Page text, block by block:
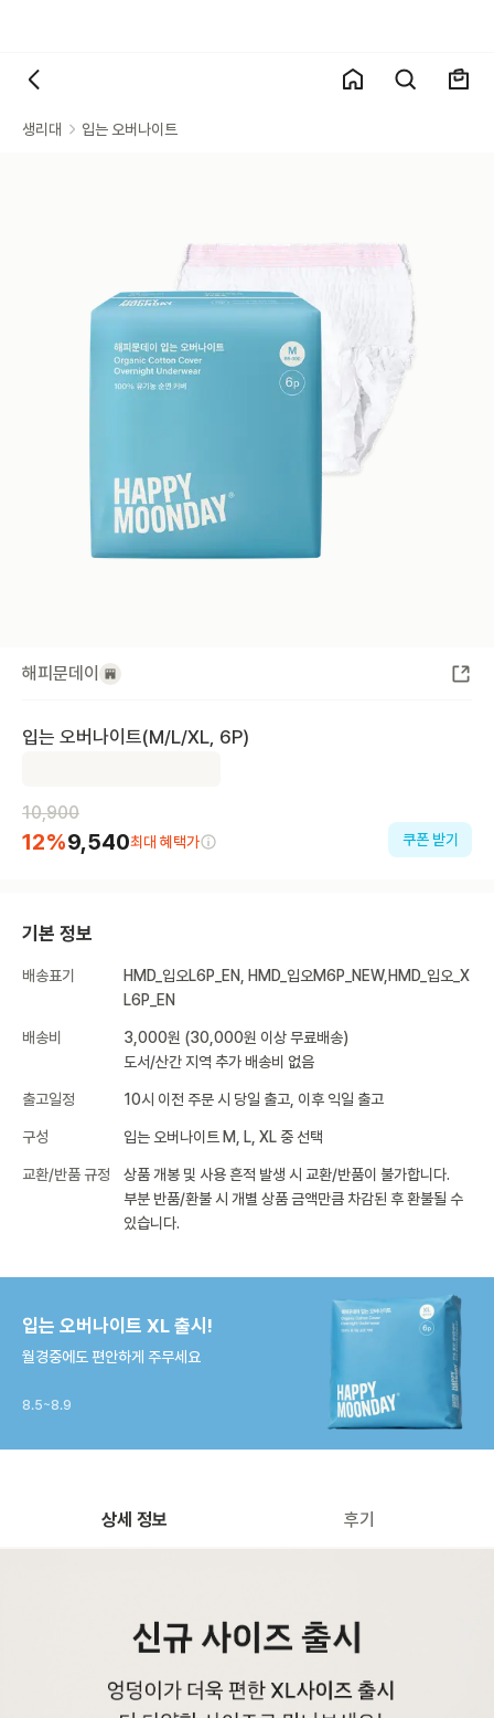
생리대 입는 오버나이트
해피문데이
입는 오버나이트(M/L/XL, 6P)
10,900
12%9,540최대 혜택가 쿠폰 받기
기본 정보
배송표기
HMD_입오L6P_EN, HMD_입오M6P_NEW,HMD_입오_X
L6P_EN
배송비
3,000원 (30,000원 이상 무료배송)
도서/산간 지역 추가 배송비 없음
출고일정 10시 이전 주문 시 당일 출고, 이후 익일 출고
구성 입는 오버나이트 M, L, XL 중 선택
교환/반품 규정
상품 개봉 및 사용 흔적 발생 시 교환/반품이 불가합니다.
부분 반품/환불 시 개별 상품 금액만큼 차감된 후 환불될 수
있습니다.
입는 오버나이트 XL 출시!
월경중에도 편안하게 주무세요
8.5~8.9
상세 정보 후기